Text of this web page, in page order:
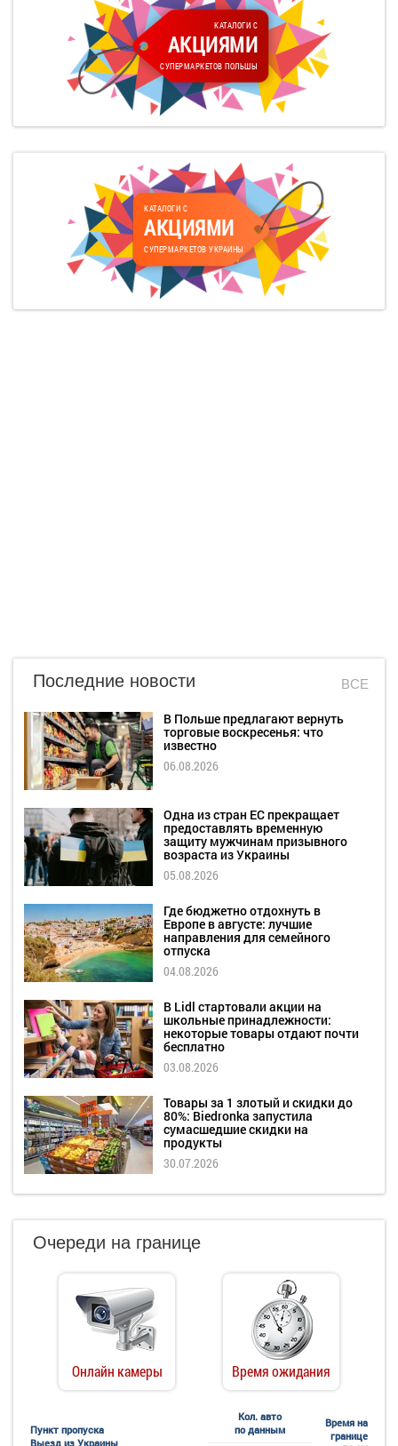
КАТАЛОГИ С
АКЦИЯМИ
СУПЕРМАРКЕТОВ ПОЛЬШЫ
КАТАЛОГИ С
АКЦИЯМИ
СУПЕРМАРКЕТОВ УКРАИНЫ
Последние новости ВСЕ
В Польше предлагают вернуть
торговые воскресенья: что
известно
06.08.2026
Одна из стран ЕС прекращает
предоставлять временную
защиту мужчинам призывного
возраста из Украины
05.08.2026
Где бюджетно отдохнуть в
Европе в августе: лучшие
направления для семейного
отпуска
04.08.2026
В Lidl стартовали акции на
школьные принадлежности:
некоторые товары отдают почти
бесплатно
03.08.2026
Товары за 1 злотый и скидки до
80%: Biedronka запустила
сумасшедшие скидки на
продукты
30.07.2026
Очереди на границе
Онлайн камеры Время ожидания
Пункт пропуска
Выезд из Украины
Кол. авто
по данным
Время на
границе